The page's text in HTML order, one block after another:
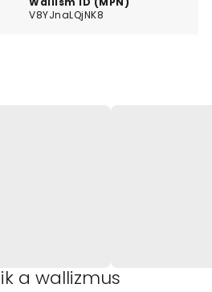
V8YJnaLQjNK8
a wallizmus